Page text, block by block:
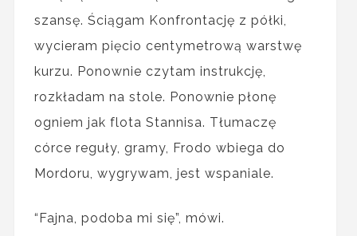
szansę. Ściągam Konfrontację z półki,
wycieram pięcio centymetrową warstwę
kurzu. Ponownie czytam instrukcję,
rozkładam na stole. Ponownie płonę
ogniem jak flota Stannisa. Tłumaczę
córce reguły, gramy, Frodo wbiega do
Mordoru, wygrywam, jest wspaniale.
“Fajna, podoba mi się”, mówi.